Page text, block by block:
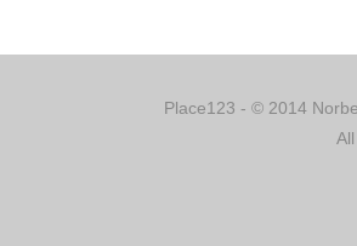
Place123 - © 2014